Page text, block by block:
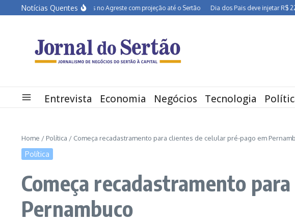
Ir para o conteúdo
Notícias Quentes
BR-232 entra em obras no Agreste com projeção até o Sertão Dia dos Pais deve injetar R$ 226,5
Entrevista Economia Negócios Tecnologia
Home / Política / Começa recadastramento para clientes de celular pré-pago em
Política
Começa recadastramento
Pernambuco